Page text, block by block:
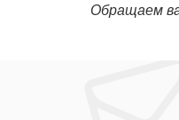
Обращаем